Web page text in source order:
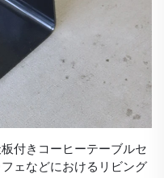
付きコーヒーテーブルセ
ェなどにおけるリビング